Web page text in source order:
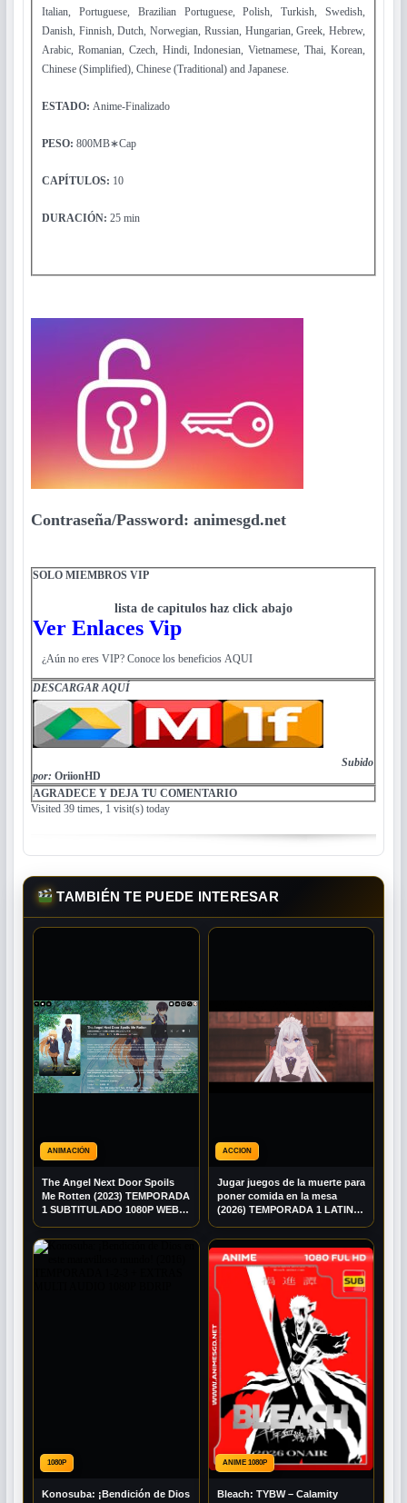
Italian, Portuguese, Brazilian Portuguese, Polish, Turkish, Swedish,
Danish, Finnish, Dutch, Norwegian, Russian, Hungarian, Greek, Hebrew,
Arabic, Romanian, Czech, Hindi, Indonesian, Vietnamese, Thai, Korean,
Chinese (Simplified), Chinese (Traditional) and Japanese.
ESTADO: Anime-Finalizado
PESO: 800MB∗Cap
CAPÍTULOS: 10
DURACIÓN: 25 min
Contraseña/Password: animesgd.net
SOLO MIEMBROS VIP
lista de capitulos haz click abajo
Ver Enlaces Vip
¿Aún no eres VIP? Conoce los beneficios AQUI
DESCARGAR AQUÍ
Subido
por: OriionHD
AGRADECE Y DEJA TU COMENTARIO
Visited 39 times, 1 visit(s) today
TAMBIÉN TE PUEDE INTERESAR
ANIMACIÓN
The Angel Next Door Spoils
Me Rotten (2023) TEMPORADA
1 SUBTITULADO 1080P WEB-
ACCION
Jugar juegos de la muerte para
poner comida en la mesa
(2026) TEMPORADA 1 LATINO
1080P
Konosuba: ¡Bendición de Dios
ANIME 1080P
Bleach: TYBW – Calamity